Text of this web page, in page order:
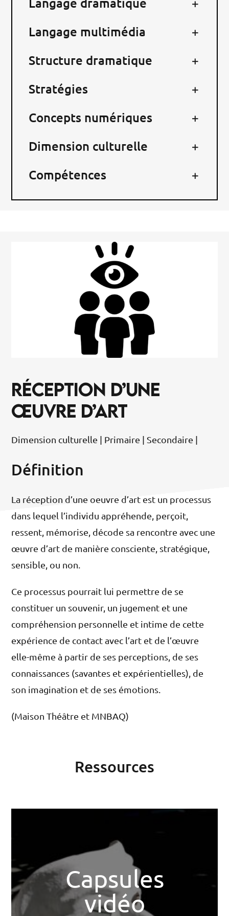
Langage multimédia
Structure dramatique
Stratégies
Concepts numériques
Dimension culturelle
Compétences
RÉCEPTION D’UNE
ŒUVRE D’ART
Dimension culturelle | Primaire | Secondaire |
Définition
La réception d’une oeuvre d’art est un processus
dans lequel l’individu appréhende, perçoit,
ressent, mémorise, décode sa rencontre avec une
œuvre d’art de manière consciente, stratégique,
sensible, ou non.
Ce processus pourrait lui permettre de se
constituer un souvenir, un jugement et une
compréhension personnelle et intime de cette
expérience de contact avec l’art et de l’œuvre
elle-même à partir de ses perceptions, de ses
connaissances (savantes et expérientielles), de
son imagination et de ses émotions.
(Maison Théâtre et MNBAQ)
Ressources
Capsules
vidéo